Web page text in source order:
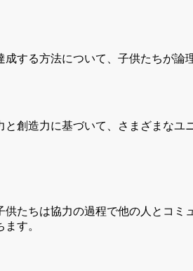
する方法について、子供たちが論
創造力に基づいて、さまざまなユ
たちは協力の過程で他の人とコミ
す。